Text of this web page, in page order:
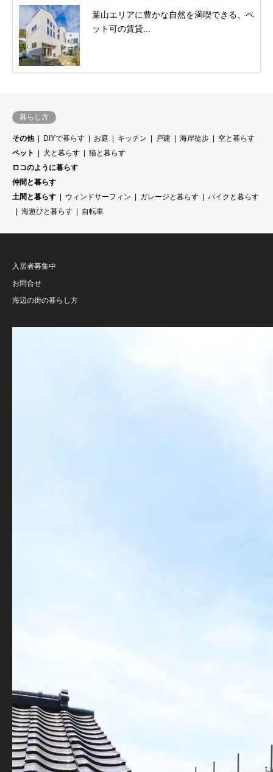
葉山エリアに豊かな自然を満喫できる、ペ
ット可の賃貸...
暮らし方
その他 DIYで暮らす お庭 キッチン 戸建 海岸徒歩
空と暮らす
ペット
犬と暮らす
猫と暮らす
ロコのように暮らす
仲間と暮らす
土間と暮らす
ウィンドサーフィン ガレージと暮らす
バイクと暮らす
海遊びと暮らす
自転車
入居者募集中
お問合せ
海辺の街の暮らし方